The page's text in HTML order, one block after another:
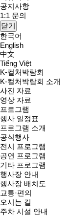
공지사항
1:1 문의
닫기
한국어
English
中文
Tiếng Việt
K-컬처박람회
K-컬처박람회 소개
사진 자료
영상 자료
프로그램
행사 일정표
프로그램 소개
공식행사
전시 프로그램
공연 프로그램
기타 프로그램
행사장 안내
행사장 배치도
교통·편의
오시는 길
주차 시설 안내